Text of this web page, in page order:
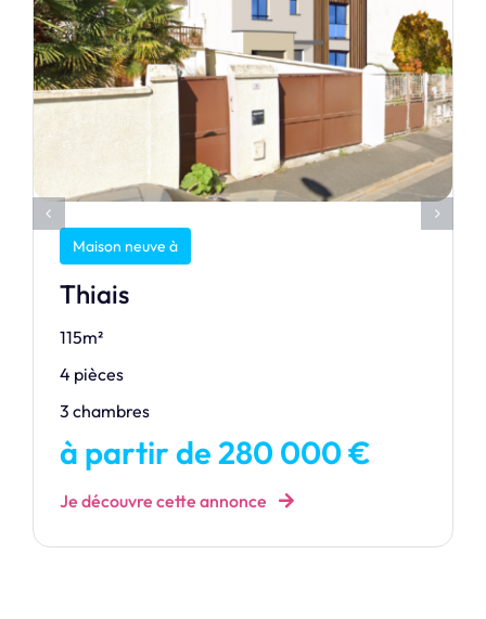
Maison neuve à
Thiais
115m²
4 pièces
3 chambres
à partir de 280 000 €
Je découvre cette annonce